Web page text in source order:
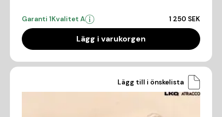
Garanti 1Kvalitet A 1 250 SEK
Lägg i varukorgen
Lägg till i önskelista